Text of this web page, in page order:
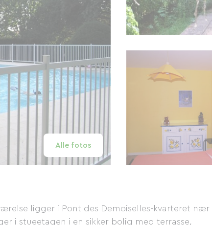
Alle fotos
ligger i Pont des Demoiselles-kvarteret nær
i stueetagen i en sikker bolig med terrasse,